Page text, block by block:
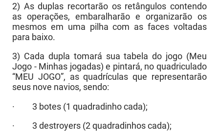
2) As duplas recortarão os retângulos contendo
as operações, embaralharão e organizarão os
mesmos em uma pilha com as faces voltadas
para baixo.
3) Cada dupla tomará sua tabela do jogo (Meu
Jogo - Minhas jogadas) e pintará, no quadriculado
“MEU JOGO”, as quadrículas que representarão
seus nove navios, sendo:
· 3 botes (1 quadradinho cada);
· 3 destroyers (2 quadradinhos cada);